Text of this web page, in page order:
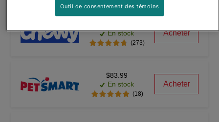
En stock
(273)
Acheter
$83.99
En stock
(18)
Acheter
Outil de consentement des témoins